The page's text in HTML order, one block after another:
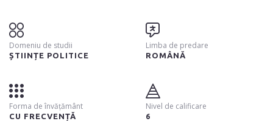
Domeniu de studii
ȘTIINȚE POLITICE
Limba de predare
ROMÂNĂ
Forma de învățământ
CU FRECVENȚĂ
Nivel de calificare
6